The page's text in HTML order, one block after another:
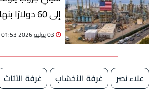
إلى 60 دولارًا بنهاية 2026
03 يوليو 2026 01:53 م
علاء نصر غرفة الأخشاب غرفة الأثاث